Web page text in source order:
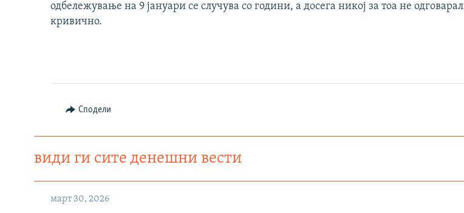
одбележување на 9 јануари се случува со години, а досега никој за тоа не одговарал
кривично.
Сподели
види ги сите денешни вести
март 30, 2026